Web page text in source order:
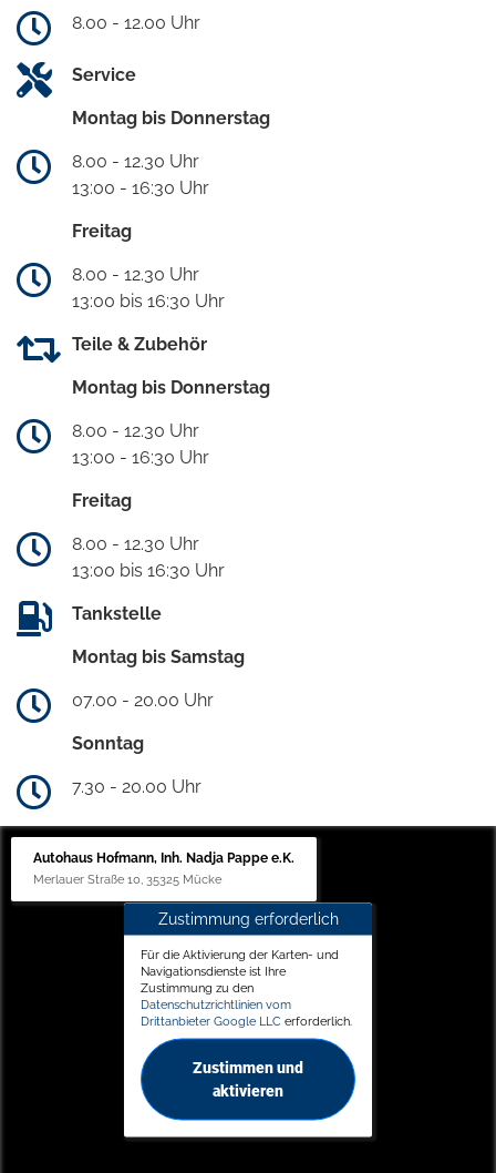
8.00 - 12.00 Uhr
Service
Montag bis Donnerstag
8.00 - 12.30 Uhr
13:00 - 16:30 Uhr
Freitag
8.00 - 12.30 Uhr
13:00 bis 16:30 Uhr
Teile & Zubehör
Montag bis Donnerstag
8.00 - 12.30 Uhr
13:00 - 16:30 Uhr
Freitag
8.00 - 12.30 Uhr
13:00 bis 16:30 Uhr
Tankstelle
Montag bis Samstag
07.00 - 20.00 Uhr
Sonntag
7.30 - 20.00 Uhr
Autohaus Hofmann, Inh. Nadja Pappe e.K.
Merlauer Straße 10, 35325 Mücke
Zustimmung erforderlich
Für die Aktivierung der Karten- und
Navigationsdienste ist Ihre
Zustimmung zu den
Datenschutzrichtlinien vom
Drittanbieter Google LLC erforderlich.
Zustimmen und
aktivieren